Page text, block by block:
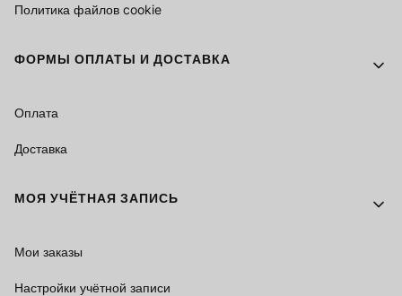
Политика файлов cookie
ФОРМЫ ОПЛАТЫ И ДОСТАВКА
Оплата
Доставка
МОЯ УЧЁТНАЯ ЗАПИСЬ
Мои заказы
Настройки учётной записи